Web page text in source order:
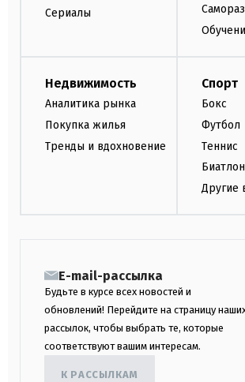
Сериалы
Недвижимость
Аналитика рынка
Покупка жилья
Тренды и вдохновение
Спорт
Бокс
Футбол
Теннис
Биатлон
Другие
E-mail-рассылка
Будьте в курсе всех новостей и
обновлений! Перейдите на страницу
рассылок, чтобы выбрать те, которые
соответствуют вашим интересам.
К РАССЫЛКАМ